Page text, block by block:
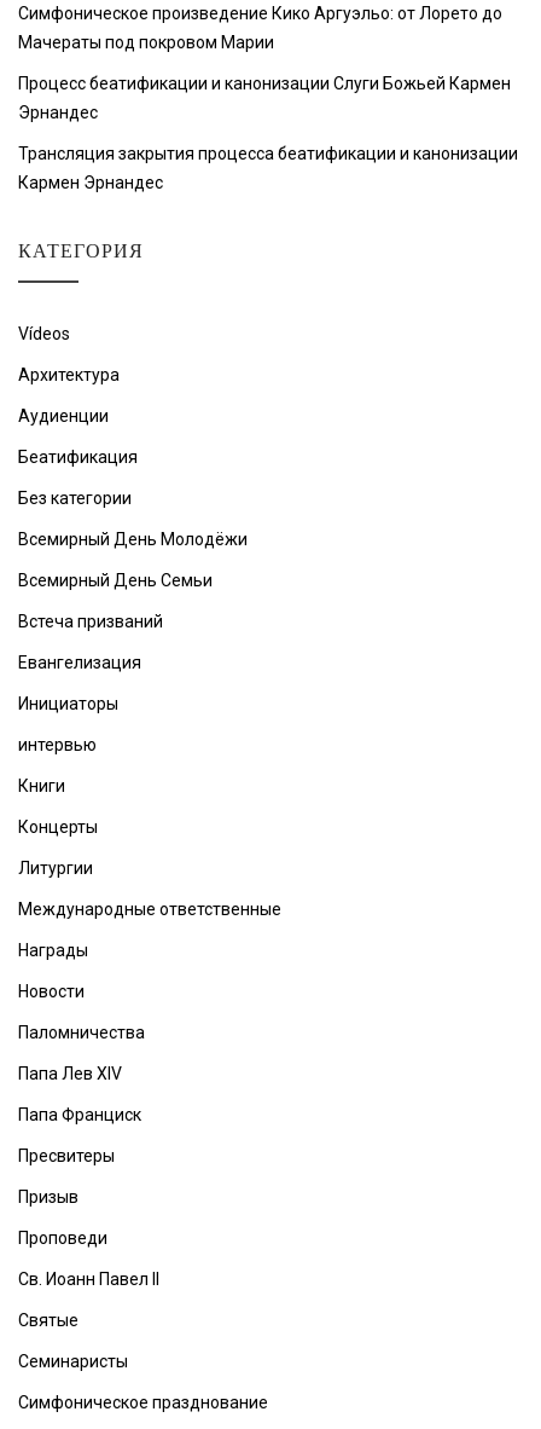
Симфоническое произведение Кико Аргуэльо: от Лорето до
Мачераты под покровом Марии
Процесс беатификации и канонизации Слуги Божьей Кармен
Эрнандес
Трансляция закрытия процесса беатификации и канонизации
Кармен Эрнандес
КАТЕГОРИЯ
Vídeos
Архитектура
Аудиенции
Беатификация
Без категории
Всемирный День Молодёжи
Всемирный День Семьи
Встеча призваний
Евангелизация
Инициаторы
интервью
Книги
Концерты
Литургии
Международные ответственные
Награды
Новости
Паломничества
Папа Лев XIV
Папа Франциск
Пресвитеры
Призыв
Проповеди
Св. Иоанн Павел II
Святые
Семинаристы
Симфоническое празднование